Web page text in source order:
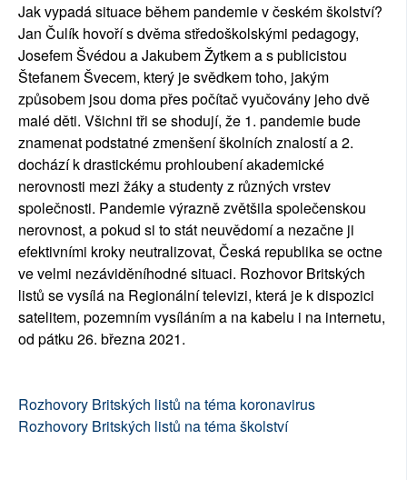
Jak vypadá situace během pandemie v českém školství?
Jan Čulík hovoří s dvěma středoškolskými pedagogy,
Josefem Švédou a Jakubem Žytkem a s publicistou
Štefanem Švecem, který je svědkem toho, jakým
způsobem jsou doma přes počítač vyučovány jeho dvě
malé děti. Všichni tři se shodují, že 1. pandemie bude
znamenat podstatné zmenšení školních znalostí a 2.
dochází k drastickému prohloubení akademické
nerovnosti mezi žáky a studenty z různých vrstev
společnosti. Pandemie výrazně zvětšila společenskou
nerovnost, a pokud si to stát neuvědomí a nezačne ji
efektivními kroky neutralizovat, Česká republika se octne
ve velmi nezáviděníhodné situaci. Rozhovor Britských
listů se vysílá na Regionální televizi, která je k dispozici
satelitem, pozemním vysíláním a na kabelu i na internetu,
od pátku 26. března 2021.
Rozhovory Britských listů na téma koronavirus
Rozhovory Britských listů na téma školství